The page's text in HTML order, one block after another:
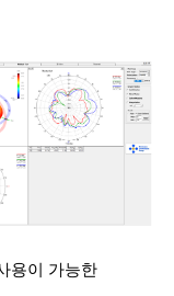
용이 가능한